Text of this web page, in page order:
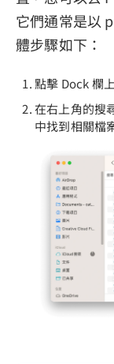
它們通常是以
體步驟如下：
點擊 Dock 欄
在右上角的搜
中找到相關檔